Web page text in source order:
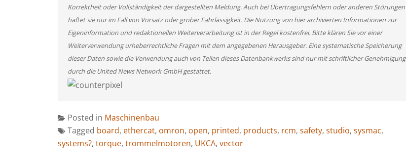
Korrektheit oder Vollständigkeit der dargestellten Meldung. Auch bei Übertragungsfehlern oder anderen Störungen
haftet sie nur im Fall von Vorsatz oder grober Fahrlässigkeit. Die Nutzung von hier archivierten Informationen zur
Eigeninformation und redaktionellen Weiterverarbeitung ist in der Regel kostenfrei. Bitte klären Sie vor einer
Weiterverwendung urheberrechtliche Fragen mit dem angegebenen Herausgeber. Eine systematische Speicherung
dieser Daten sowie die Verwendung auch von Teilen dieses Datenbankwerks sind nur mit schriftlicher Genehmigung
durch die United News Network GmbH gestattet.
Posted in Maschinenbau
Tagged board, ethercat, omron, open, printed, products, rcm, safety, studio, sysmac,
systems?, torque, trommelmotoren, UKCA, vector